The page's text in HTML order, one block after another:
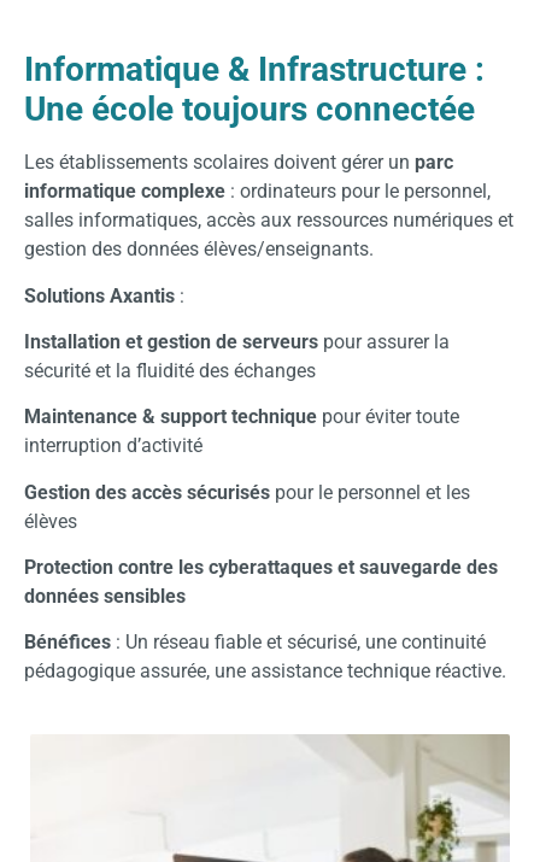
Informatique & Infrastructure :
Une école toujours connectée
Les établissements scolaires doivent gérer un parc
informatique complexe : ordinateurs pour le personnel,
salles informatiques, accès aux ressources numériques et
gestion des données élèves/enseignants.
Solutions Axantis :
Installation et gestion de serveurs pour assurer la
sécurité et la fluidité des échanges
Maintenance & support technique pour éviter toute
interruption d’activité
Gestion des accès sécurisés pour le personnel et les
élèves
Protection contre les cyberattaques et sauvegarde des
données sensibles
Bénéfices : Un réseau fiable et sécurisé, une continuité
pédagogique assurée, une assistance technique réactive.